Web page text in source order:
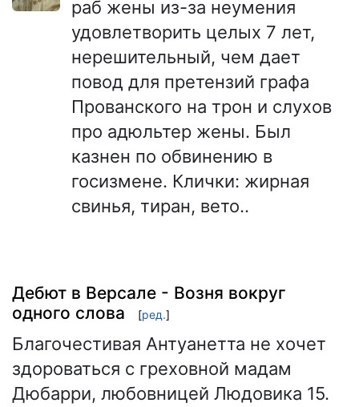
раб жены из-за неумения
удовлетворить целых 7 лет,
нерешительный, чем дает
повод для претензий графа
Прованского на трон и слухов
про адюльтер жены. Был
казнен по обвинению в
госизмене. Клички: жирная
свинья, тиран, вето..
Дебют в Версале - Возня вокруг
одного слова
[ред.]
Благочестивая Антуанетта не хочет
здороваться с греховной мадам
Дюбарри, любовницей Людовика 15.